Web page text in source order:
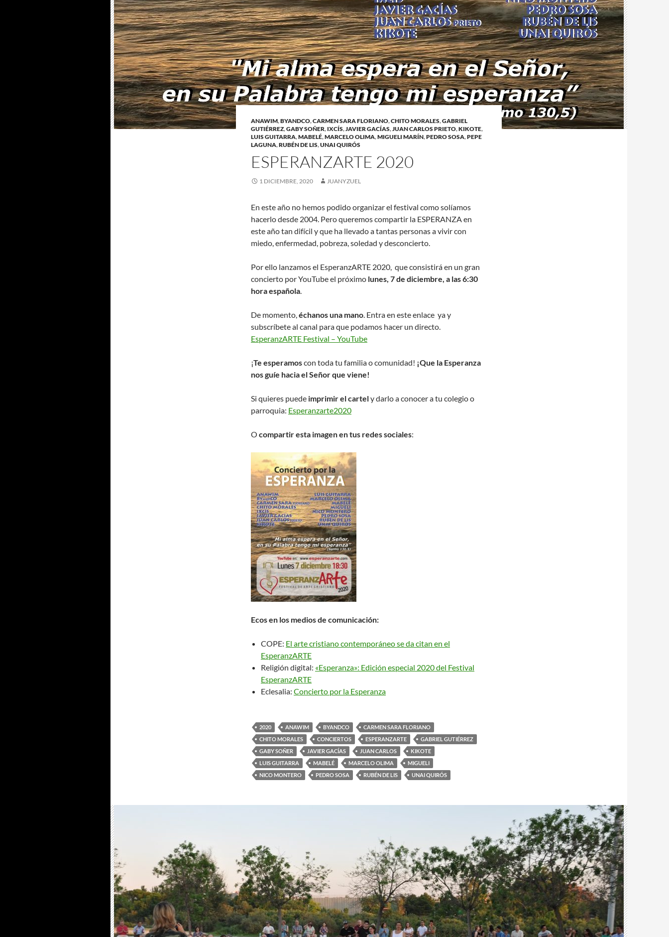
ANAWIM,BYANDCO,CARMEN SARA FLORIANO,CHITO MORALES,GABRIEL
GUTIÉRREZ,GABY SOÑER, IXCÍS,JAVIER GACÍAS,JUAN CARLOS PRIETO,KIKOTE,
LUIS GUITARRA,MABELÉ,MARCELO OLIMA,MIGUELI MARÍN,PEDRO SOSA,PEPE
LAGUNA,RUBÉN DE LIS,UNAI QUIRÓS
ESPERANZARTE 2020
1 DICIEMBRE, 2020 JUANYZUEL
En este año no hemos podido organizar el festival como solíamos
hacerlo desde 2004. Pero queremos compartir la ESPERANZA en
este año tan difícil y que ha llevado a tantas personas a vivir con
miedo, enfermedad, pobreza, soledad y desconcierto.
Por ello lanzamos el EsperanzARTE 2020, que consistirá en un gran
concierto por YouTube el próximo lunes, 7 de diciembre, a las 6:30
hora española.
De momento,échanos una mano. Entra en este enlace ya y
subscríbete al canal para que podamos hacer un directo.
EsperanzARTE Festival – YouTube
¡Te esperamoscon toda tu familia o comunidad! ¡Que la Esperanza
nos guíe hacia el Señor que viene!
Si quieres puede imprimir el cartely darlo a conocer a tu colegio o
parroquia: Esperanzarte2020
O compartir esta imagen en tus redes sociales:
Ecos en los medios de comunicación:
COPE: El arte cristiano contemporáneo se da citan en el
EsperanzARTE
Religión digital: «Esperanza»: Edición especial 2020 del Festival
EsperanzARTE
Eclesalia: Concierto por la Esperanza
2020 ANAWIM BYANDCO
CARMEN SARA FLORIANO
CHITO MORALES
CONCIERTOS ESPERANZARTE
GABRIEL GUTIÉRREZ
GABY SOÑER
JAVIER GACÍAS JUAN CARLOS
KIKOTE
LUIS GUITARRA
MABELÉ MARCELO OLIMA
MIGUELI
NICO MONTERO
PEDRO SOSA RUBÉN DE LIS UNAI QUIRÓS